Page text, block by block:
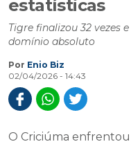
estatísticas
Tigre finalizou 32 vezes
domínio absoluto
Por Enio Biz
02/04/2026 - 14:43
O Criciúma